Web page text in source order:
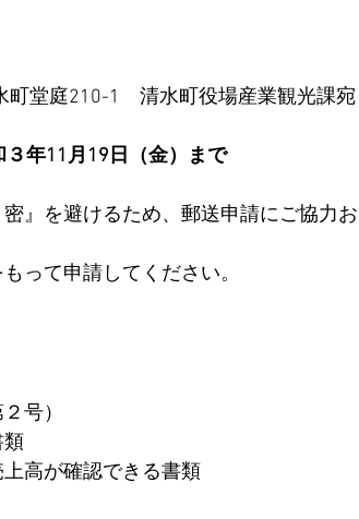
堂庭210-1　清水町役場産業観光課宛
３年11月19日（金）まで
』を避けるため、郵送申請にご協力お
って申請してください。
号）
高が確認できる書類